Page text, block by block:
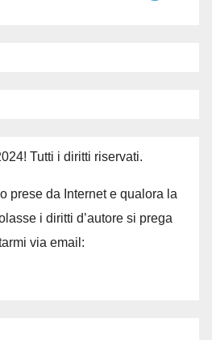
Tutti i diritti riservati.
prese da Internet e qualora la
i diritti d’autore si prega
via email: